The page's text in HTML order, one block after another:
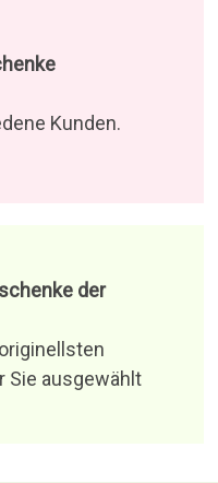
Kunden.
der
Sie ausgewählt